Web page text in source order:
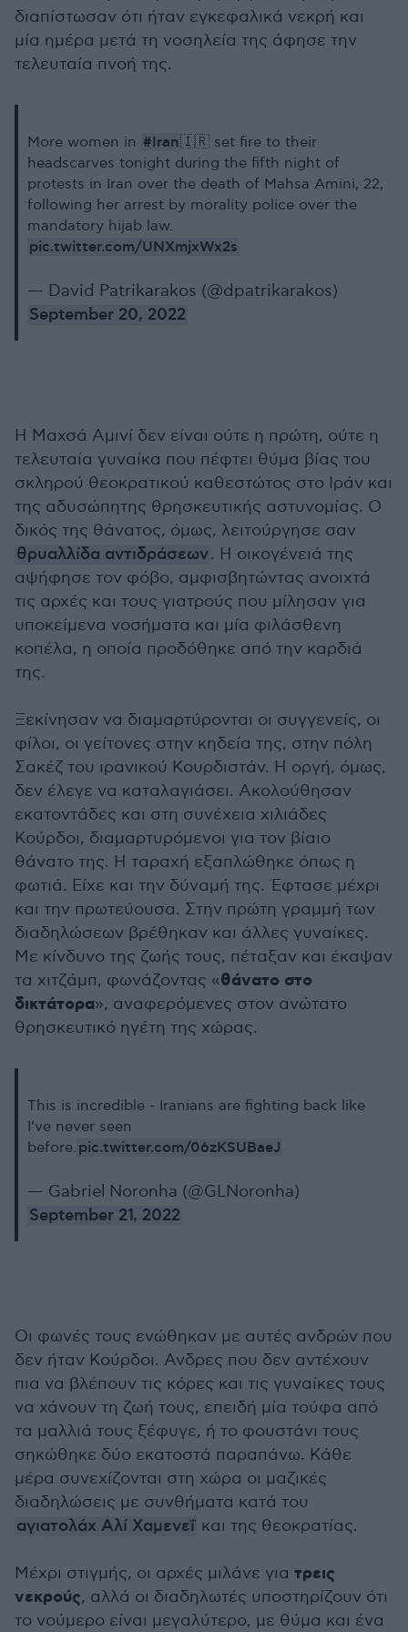
διαπίστωσαν ότι ήταν εγκεφαλικά νεκρή και
μία ημέρα μετά τη νοσηλεία της άφησε την
τελευταία πνοή της.
More women in #Iran🇮🇷 set fire to their
headscarves tonight during the fifth night of
protests in Iran over the death of Mahsa Amini, 22,
following her arrest by morality police over the
mandatory hijab law.
pic.twitter.com/UNXmjxWx2s
— David Patrikarakos (@dpatrikarakos)
September 20, 2022
Η Μαχσά Αμινί δεν είναι ούτε η πρώτη, ούτε η
τελευταία γυναίκα που πέφτει θύμα βίας του
σκληρού θεοκρατικού καθεστώτος στο Ιράν και
της αδυσώπητης θρησκευτικής αστυνομίας. Ο
δικός της θάνατος, όμως, λειτούργησε σαν
θρυαλλίδα αντιδράσεων. Η οικογένειά της
αψήφησε τον φόβο, αμφισβητώντας ανοιχτά
τις αρχές και τους γιατρούς που μίλησαν για
υποκείμενα νοσήματα και μία φιλάσθενη
κοπέλα, η οποία προδόθηκε από την καρδιά
της.
Ξεκίνησαν να διαμαρτύρονται οι συγγενείς, οι
φίλοι, οι γείτονες στην κηδεία της, στην πόλη
Σακέζ του ιρανικού Κουρδιστάν. Η οργή, όμως,
δεν έλεγε να καταλαγιάσει. Ακολούθησαν
εκατοντάδες και στη συνέχεια χιλιάδες
Κούρδοι, διαμαρτυρόμενοι για τον βίαιο
θάνατο της. Η ταραχή εξαπλώθηκε όπως η
φωτιά. Είχε και την δύναμή της. Έφτασε μέχρι
και την πρωτεύουσα. Στην πρώτη γραμμή των
διαδηλώσεων βρέθηκαν και άλλες γυναίκες.
Με κίνδυνο της ζωής τους, πέταξαν και έκαψαν
τα χιτζάμπ, φωνάζοντας «θάνατο στο
δικτάτορα», αναφερόμενες στον ανώτατο
θρησκευτικό ηγέτη της χώρας.
This is incredible - Iranians are fighting back like
I’ve never seen
before. pic.twitter.com/06zKSUBaeJ
— Gabriel Noronha (@GLNoronha)
September 21, 2022
Οι φωνές τους ενώθηκαν με αυτές ανδρών που
δεν ήταν Κούρδοι. Ανδρες που δεν αντέχουν
πια να βλέπουν τις κόρες και τις γυναίκες τους
να χάνουν τη ζωή τους, επειδή μία τούφα από
τα μαλλιά τους ξέφυγε, ή το φουστάνι τους
σηκώθηκε δύο εκατοστά παραπάνω. Κάθε
μέρα συνεχίζονται στη χώρα οι μαζικές
διαδηλώσεις με συνθήματα κατά του
αγιατολάχ Αλί Χαμενεΐ και της θεοκρατίας.
Μέχρι στιγμής, οι αρχές μιλάνε για τρεις
νεκρούς, αλλά οι διαδηλωτές υποστηρίζουν ότι
το νούμερο είναι μεγαλύτερο, με θύμα και ένα